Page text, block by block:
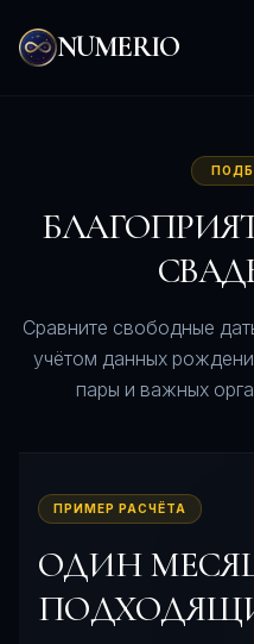
NUMERIO
Сравните свободные
учётом данных
пары и важных
ПРИМЕР РАСЧЁТА
ОДИН